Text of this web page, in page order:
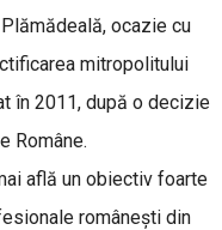
ocazie cu
mitropolitului
în 2011, după o decizie
Române.
află un obiectiv foarte
românești din